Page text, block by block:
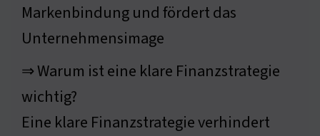
Markenbindung und fördert das
Unternehmensimage
⇒ Warum ist eine klare Finanzstrategie
wichtig?
Eine klare Finanzstrategie verhindert